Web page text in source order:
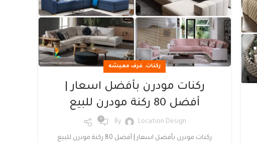
ركنات, غرف معيشه
ركنات مودرن بأفضل اسعار |
أفضل 80 ركنة مودرن للبيع
By Location Design
0
ركنات مودرن بأفضل اسعار | أفضل 80 ركنة مودرن للبيع